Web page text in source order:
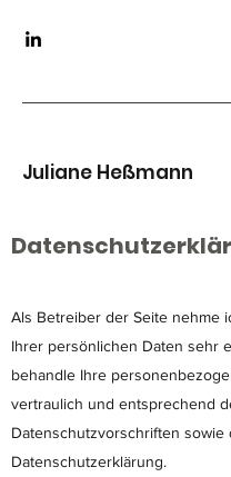
Juliane Heßmann
Als Betreiber der Seite nehme
Ihrer persönlichen Daten sehr
behandle Ihre
vertraulich und entsprechend
Datenschutzvorschriften sowie
Datenschutzerklärung.